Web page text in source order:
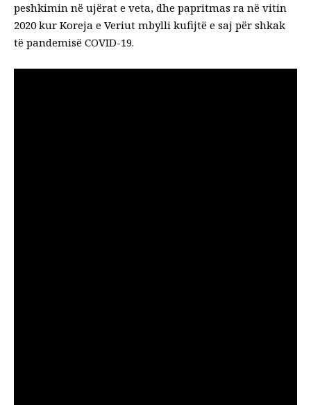
peshkimin në ujërat e veta, dhe papritmas ra në vitin
2020 kur Koreja e Veriut mbylli kufijtë e saj për shkak
të pandemisë COVID-19.